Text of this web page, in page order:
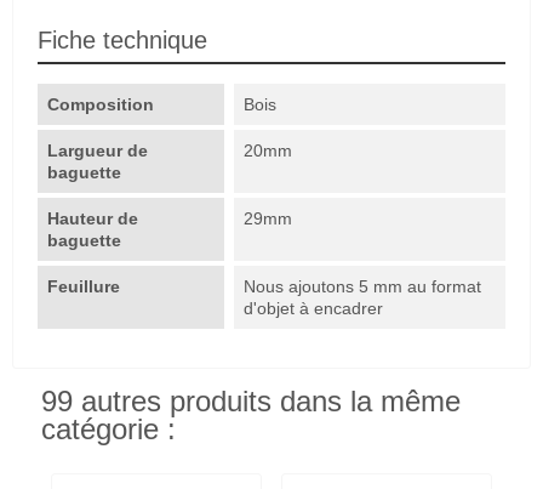
Fiche technique
Composition Bois
Largueur de
baguette
20mm
Hauteur de
baguette
29mm
Feuillure
Nous ajoutons 5 mm au format
d'objet à encadrer
99 autres produits dans la même
catégorie :